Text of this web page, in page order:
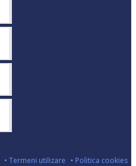
• Termeni utilizare • Politica cookies